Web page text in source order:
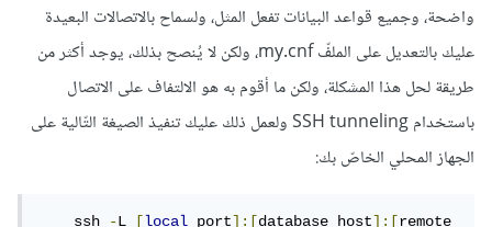
واضحة، وجميع قواعد البيانات تفعل المثل، ولسماح بالاتصالات البعيدة
عليك بالتعديل على الملفّ my.cnf، ولكن لا يُنصح بذلك، يوجد أكثر من
طريقة لحل هذا المشكلة، ولكن ما أقوم به هو الالتفاف على الاتصال
باستخدام SSH tunneling ولعمل ذلك عليك تنفيذ الصيغة التّالية على
الجهاز المحلي الخاصّ بك:
    ssh
-L [local port]:[database host]:[remote